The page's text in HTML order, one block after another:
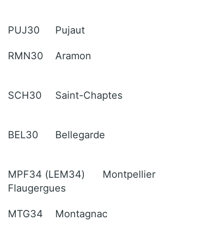
PUJ30 Pujaut
RMN30 Aramon
SCH30 Saint-Chaptes
BEL30 Bellegarde
MPF34 (LEM34)
Montpellier
Flaugergues
MTG34 Montagnac